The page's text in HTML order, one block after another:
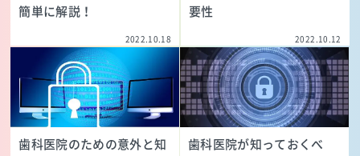
簡単に解説！
2022.10.18
要性
2022.10.12
歯科医院のための意外と知
歯科医院が知っておくべ